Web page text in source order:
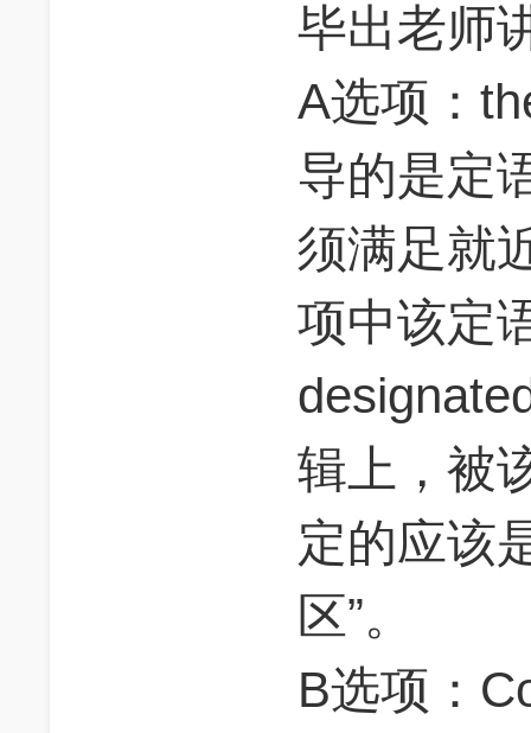
毕出老师
A选项：
导的是定
须满足就
项中该定
辑上，被
定的应该
区”。
B选项：